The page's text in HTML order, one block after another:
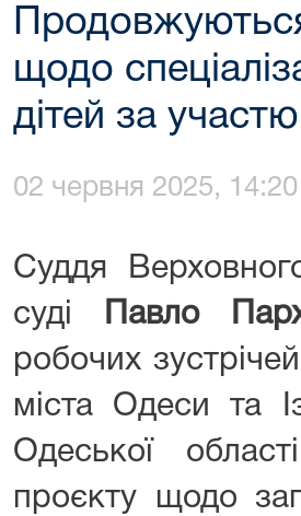
щодо
дітей за
02 червня 2025, 14:20
Суддя
суді
Павло
робочих
міста Одеси та
Одеської
проєкту щодо